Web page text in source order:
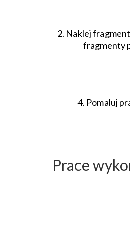
2. Naklej
fragmenty
4. Pomaluj
Prace